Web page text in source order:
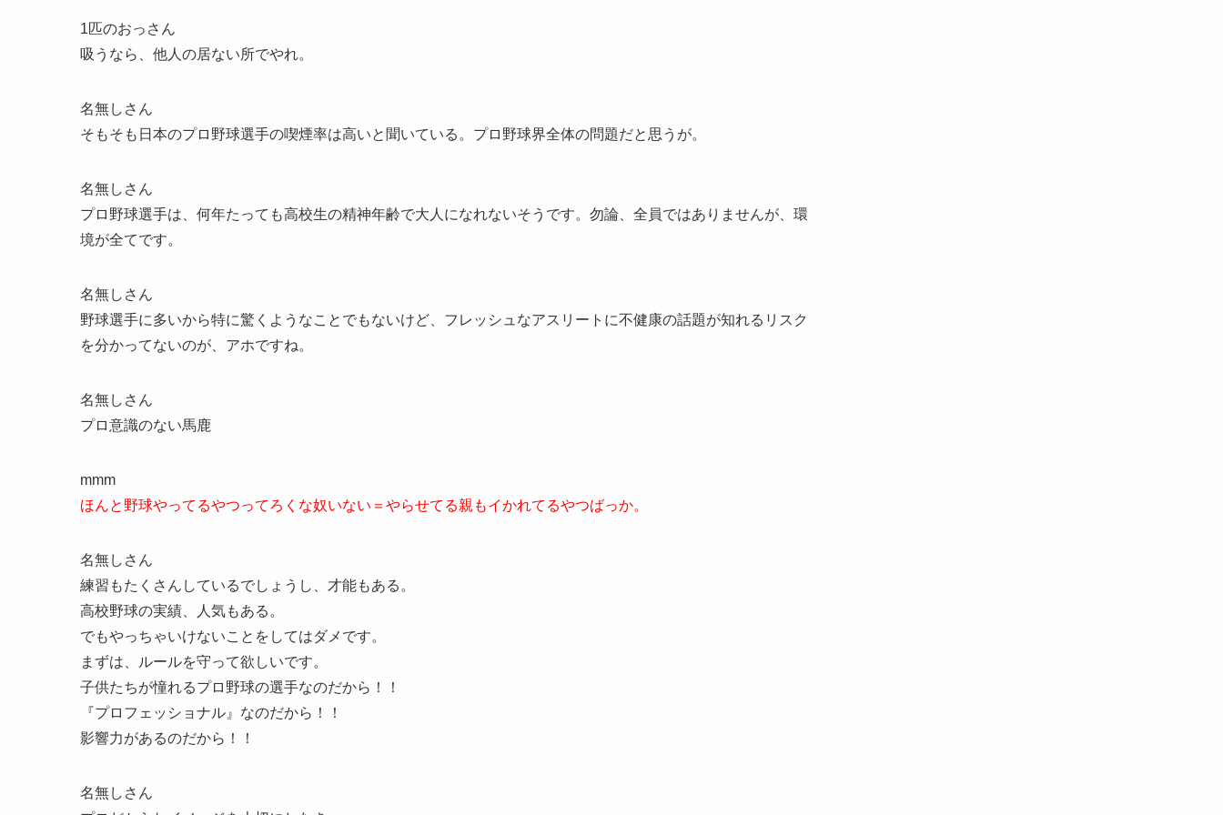
1匹のおっさん
吸うなら、他人の居ない所でやれ。
名無しさん
そもそも日本のプロ野球選手の喫煙率は高いと聞いている。プロ野球界全体の問題だと思うが。
名無しさん
プロ野球選手は、何年たっても高校生の精神年齢で大人になれないそうです。勿論、全員ではありませんが、環
境が全てです。
名無しさん
野球選手に多いから特に驚くようなことでもないけど、フレッシュなアスリートに不健康の話題が知れるリスク
を分かってないのが、アホですね。
名無しさん
プロ意識のない馬鹿
mmm
ほんと野球やってるやつってろくな奴いない＝やらせてる親もイかれてるやつばっか。
名無しさん
練習もたくさんしているでしょうし、才能もある。
高校野球の実績、人気もある。
でもやっちゃいけないことをしてはダメです。
まずは、ルールを守って欲しいです。
子供たちが憧れるプロ野球の選手なのだから！！
『プロフェッショナル』なのだから！！
影響力があるのだから！！
名無しさん